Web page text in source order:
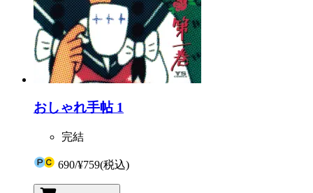
おしゃれ手帖 1
完結
690/¥759(税込)